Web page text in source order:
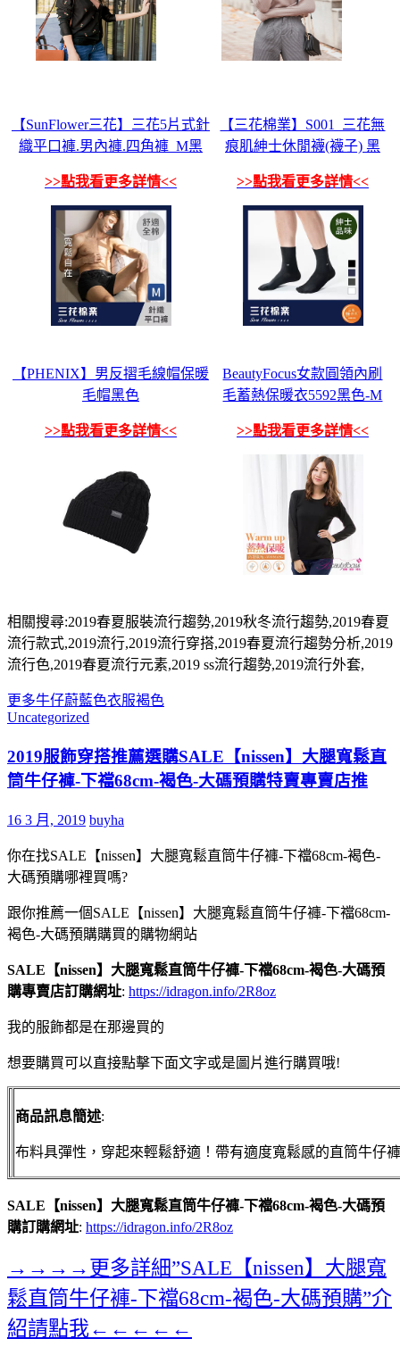
【SunFlower三花】三花5片式針
織平口褲.男內褲.四角褲_M黑
>>點我看更多詳情<<
【三花棉業】S001_三花無
痕肌紳士休閒襪(襪子) 黑
>>點我看更多詳情<<
【PHENIX】男反摺毛線帽保暖
毛帽黑色
>>點我看更多詳情<<
BeautyFocus女款圓領內刷
毛蓄熱保暖衣5592黑色-M
>>點我看更多詳情<<
相關搜尋:2019春夏服裝流行趨勢,2019秋冬流行趨勢,2019春夏
流行款式,2019流行,2019流行穿搭,2019春夏流行趨勢分析,2019
流行色,2019春夏流行元素,2019 ss流行趨勢,2019流行外套,
更多牛仔蔚藍色衣服褐色
Uncategorized
2019服飾穿搭推薦選購SALE【nissen】大腿寬鬆直
筒牛仔褲-下襠68cm-褐色-大碼預購特賣專賣店推
16 3 月, 2019 buyha
你在找SALE【nissen】大腿寬鬆直筒牛仔褲-下襠68cm-褐色-
大碼預購哪裡買嗎?
跟你推薦一個SALE【nissen】大腿寬鬆直筒牛仔褲-下襠68cm-
褐色-大碼預購購買的購物網站
SALE【nissen】大腿寬鬆直筒牛仔褲-下襠68cm-褐色-大碼預
購專賣店訂購網址: https://idragon.info/2R8oz
我的服飾都是在那邊買的
想要購買可以直接點擊下面文字或是圖片進行購買哦!
商品訊息簡述:
布料具彈性，穿起來輕鬆舒適！帶有適度寬鬆感的直筒牛仔
SALE【nissen】大腿寬鬆直筒牛仔褲-下襠68cm-褐色-大碼預
購訂購網址: https://idragon.info/2R8oz
→→→→更多詳細”SALE【nissen】大腿寬
鬆直筒牛仔褲-下襠68cm-褐色-大碼預購”介
紹請點我←←←←←